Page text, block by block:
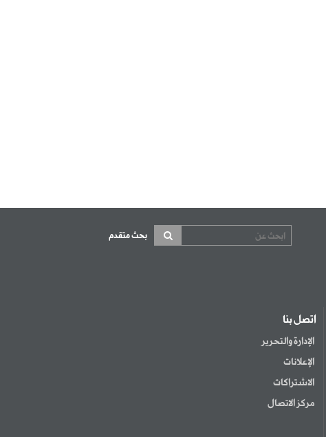
بحث متقدم
اتصل بنا
الإدارة والتحرير
الإعلانات
الاشتراكات
مركز الاتصال